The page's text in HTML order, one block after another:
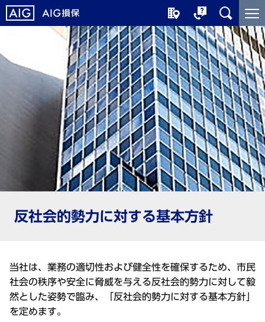
メ
イ
コ
こ
こ
ら
反社会的勢力に対する基本方針
当社は、業務の適切性および健全性を確保するため、市民
社会の秩序や安全に脅威を与える反社会的勢力に対して毅
然とした姿勢で臨み、「反社会的勢力に対する基本方針」
を定めます。